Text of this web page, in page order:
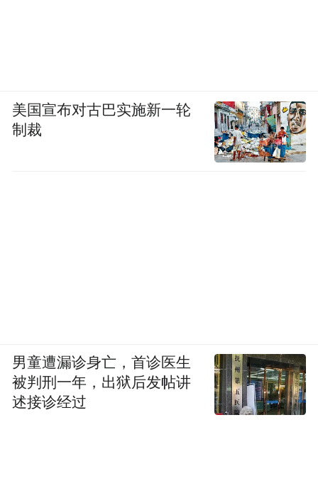
美国宣布对古巴实施新一轮
制裁
男童遭漏诊身亡，首诊医生
被判刑一年，出狱后发帖讲
述接诊经过